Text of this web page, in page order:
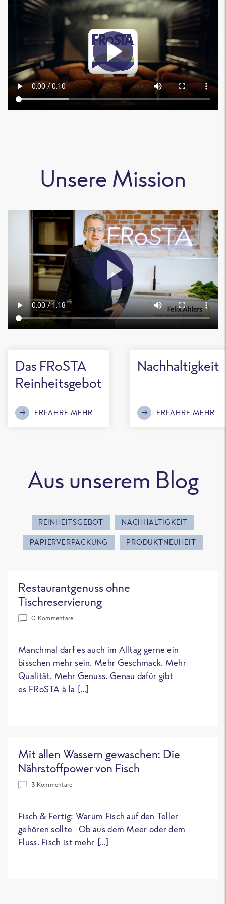
Unsere Mission
Das FRoSTA
Reinheitsgebot
ERFAHRE MEHR
Nachhaltigkeit
ERFAHRE MEHR
Aus unserem Blog
REINHEITSGEBOT NACHHALTIGKEIT
PAPIERVERPACKUNG PRODUKTNEUHEIT
Restaurantgenuss ohne
Tischreservierung
0 Kommentare
Manchmal darf es auch im Alltag gerne ein
bisschen mehr sein. Mehr Geschmack. Mehr
Qualität. Mehr Genuss. Genau dafür gibt
es FRoSTA à la […]
Mit allen Wassern gewaschen: Die
Nährstoffpower von Fisch
3 Kommentare
Fisch & Fertig: Warum Fisch auf den Teller
gehören sollte Ob aus dem Meer oder dem
Fluss. Fisch ist mehr […]